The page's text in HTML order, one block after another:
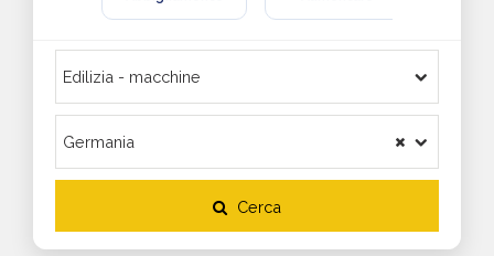
Cerca